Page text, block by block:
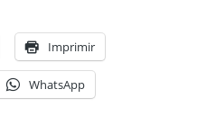
Imprimir
WhatsApp